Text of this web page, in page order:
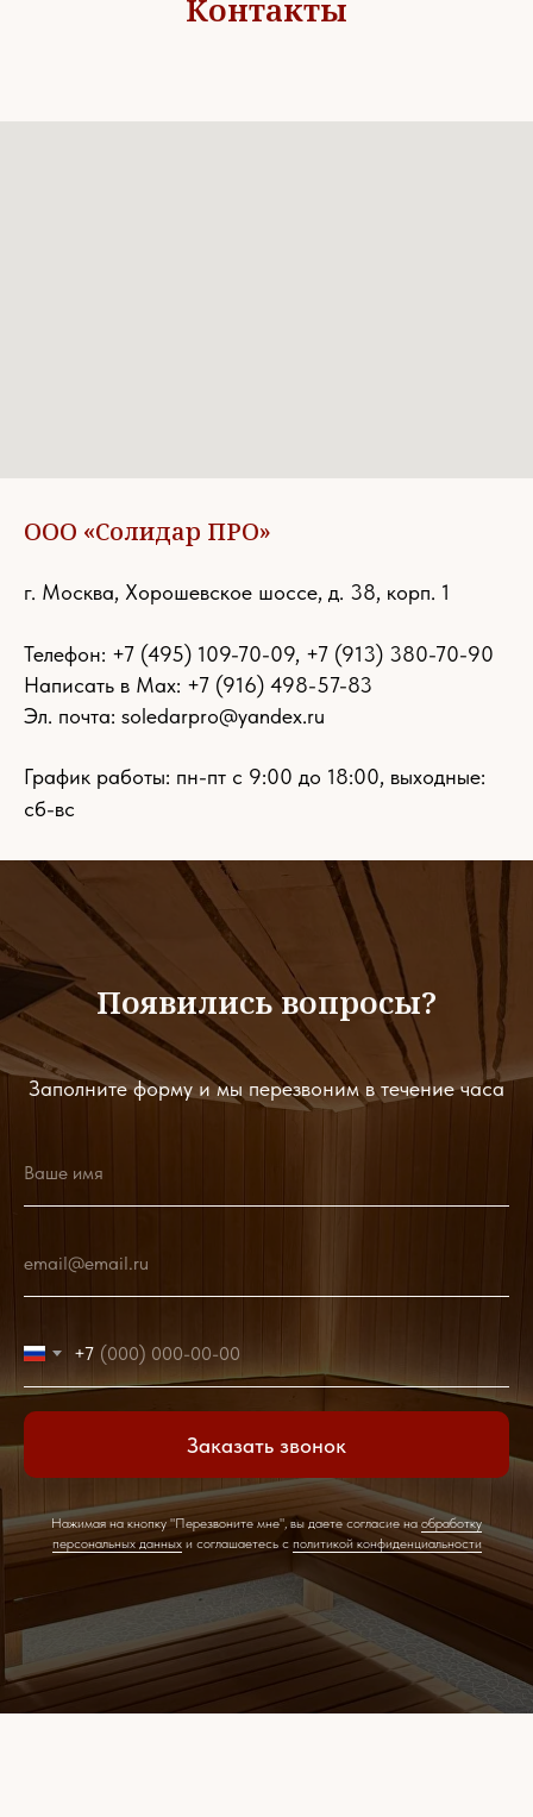
Контакты
ООО «Солидар ПРО»
г. Москва, Хорошевское шоссе, д. 38, корп. 1
Телефон: +7 (495) 109-70-09, +7 (913) 380-70-90
Написать в Max: +7 (916) 498-57-83
Эл. почта: soledarpro@yandex.ru
График работы: пн-пт с 9:00 до 18:00, выходные:
сб-вс
Появились вопросы?
Заполните форму и мы перезвоним в течение часа
Ваше имя
email@email.ru
+7
Заказать звонок
Нажимая на кнопку "Перезвоните мне", вы даете согласие наобработку
персональных данныхи соглашаетесь c политикой конфиденциальности